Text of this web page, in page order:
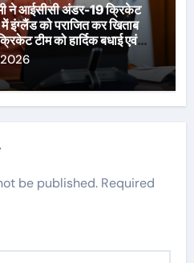
ने आईसीसी अंडर-19 क्रिकेट
इंग्लैंड को पराजित कर खिताब
टीम को हार्दिक बधाई एवं
be published. Required